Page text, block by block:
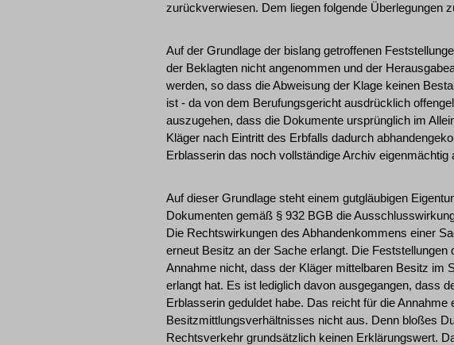
zurückverwiesen. Dem liegen folgende Überlegungen
Auf der Grundlage der bislang getroffenen
der Beklagten nicht angenommen und der
werden, so dass die Abweisung der Klage keinen
ist - da von dem Berufungsgericht ausdrücklich
auszugehen, dass die Dokumente ursprünglich im
Kläger nach Eintritt des Erbfalls dadurch
Erblasserin das noch vollständige Archiv eigenmächtig
Auf dieser Grundlage steht einem gutgläubigen
Dokumenten gemäß § 932 BGB die
Die Rechtswirkungen des Abhandenkommens einer
erneut Besitz an der Sache erlangt. Die
Annahme nicht, dass der Kläger mittelbaren Besitz im
erlangt hat. Es ist lediglich davon ausgegangen, dass
Erblasserin geduldet habe. Das reicht für die Annahme
Besitzmittlungsverhältnisses nicht aus. Denn bloßes
Rechtsverkehr grundsätzlich keinen Erklärungswert.